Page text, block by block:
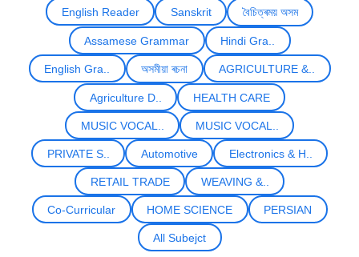
English Reader Sanskrit বৈচিত্ৰময় অসম
Assamese Grammar Hindi Gra..
English Gra.. অসমীয়া ৰচনা AGRICULTURE &..
Agriculture D.. HEALTH CARE
MUSIC VOCAL.. MUSIC VOCAL..
PRIVATE S.. Automotive Electronics & H..
RETAIL TRADE WEAVING &..
Co-Curricular HOME SCIENCE PERSIAN
All Subejct